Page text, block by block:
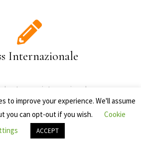
Internazionale
la stampa internazionale
e sulla sua arte?
to improve your experience. We'll assume
you can opt-out if you wish.
Cookie
ACCEPT